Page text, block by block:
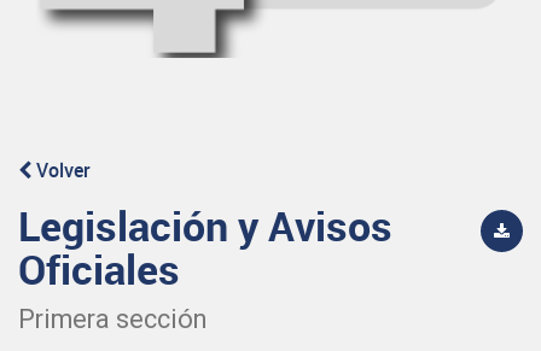
Volver
Legislación y Avisos
Oficiales
Primera sección